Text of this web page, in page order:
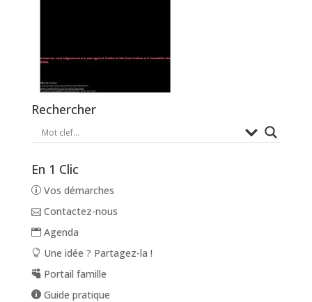
Rechercher
En 1 Clic
Vos démarches
Contactez-nous
Agenda
Une idée ? Partagez-la !
Portail famille
Guide pratique